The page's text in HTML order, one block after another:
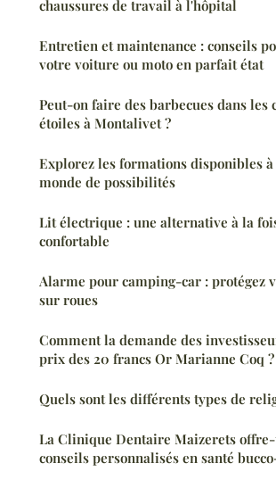
chaussures de travail à l'hôpital
Entretien et maintenance : conseils
votre voiture ou moto en parfait état
Peut-on faire des barbecues dans les
étoiles à Montalivet ?
Explorez les formations disponibles à
monde de possibilités
Lit électrique : une alternative à la
confortable
Alarme pour camping-car : protégez
sur roues
Comment la demande des
prix des 20 francs Or Marianne Coq ?
Quels sont les différents types de
La Clinique Dentaire Maizerets
conseils personnalisés en santé